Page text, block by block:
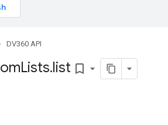
DV360 API
Lists.list bookmark_border